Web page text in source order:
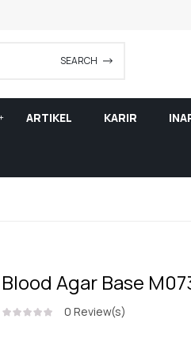
SEARCH
ARTIKEL KARIR
Blood Agar Base
0 Review(s)